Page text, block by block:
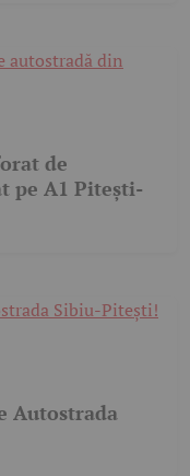
de
pe A1 Pitești-
Autostrada